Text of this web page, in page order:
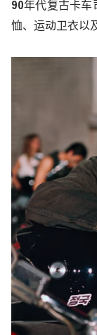
90年代复古卡车
恤、运动卫衣以